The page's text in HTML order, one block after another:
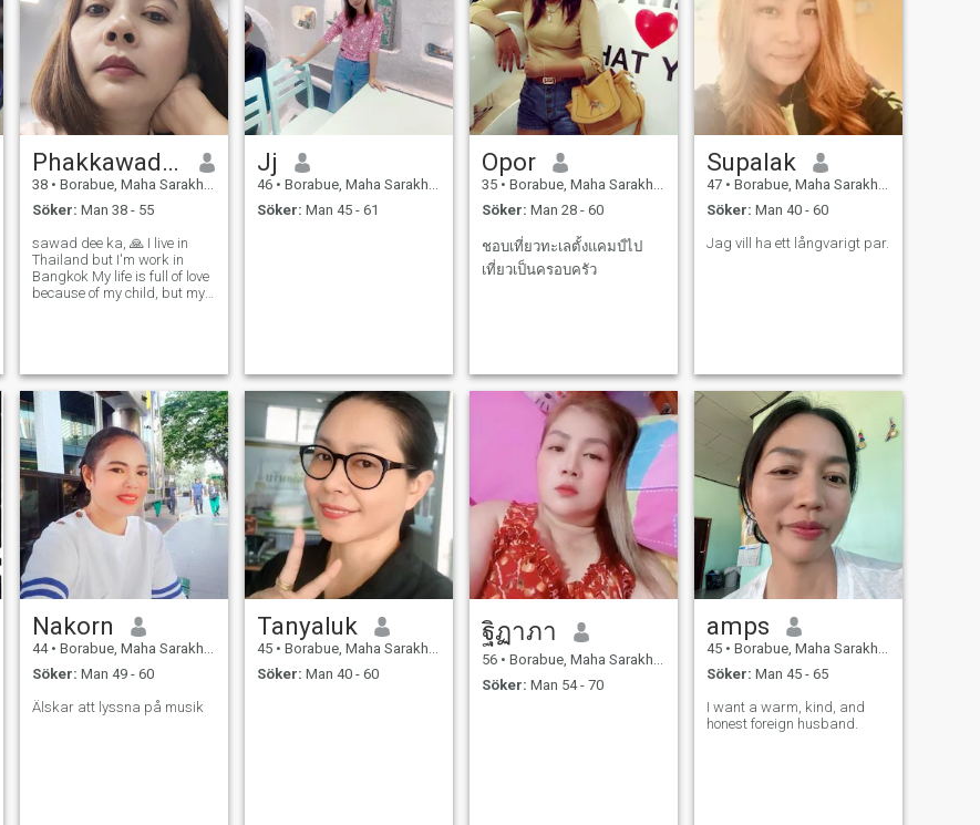
Phakkawadee
38 • Borabue, Maha Sarakham, Thailand
Söker: Man 38 - 55
sawad dee ka, 🙏 I live in
Thailand but I'm work in
Bangkok My life is full of love
because of my child, but my
Jj
46 • Borabue, Maha Sarakham, Thailand
Söker: Man 45 - 61
Opor
35 • Borabue, Maha Sarakham, Thailand
Söker: Man 28 - 60
ชอบเที่ยวทะเลตั้งแคมป์ไป
เที่ยวเป็นครอบครัว
Supalak
47 • Borabue, Maha Sarakham, Thailand
Söker: Man 40 - 60
Jag vill ha ett långvarigt par.
Nakorn
44 • Borabue, Maha Sarakham, Thailand
Söker: Man 49 - 60
Älskar att lyssna på musik
Tanyaluk
45 • Borabue, Maha Sarakham, Thailand
Söker: Man 40 - 60
ฐิฏาภา
56 • Borabue, Maha Sarakham, Thailand
Söker: Man 54 - 70
amps
45 • Borabue, Maha Sarakham, Thailand
Söker: Man 45 - 65
I want a warm, kind, and
honest foreign husband.